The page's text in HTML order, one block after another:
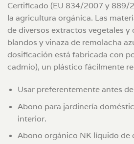
Certificado (EU 834/2007 y 889/
la agricultura orgánica. Las
de diversos extractos vegetales
blandos y vinaza de remolacha
dosificación está fabricada con
cadmio), un plástico fácilmente
Usar preferentemente antes
Abono para jardinería
interior.
Abono orgánico NK líquido de